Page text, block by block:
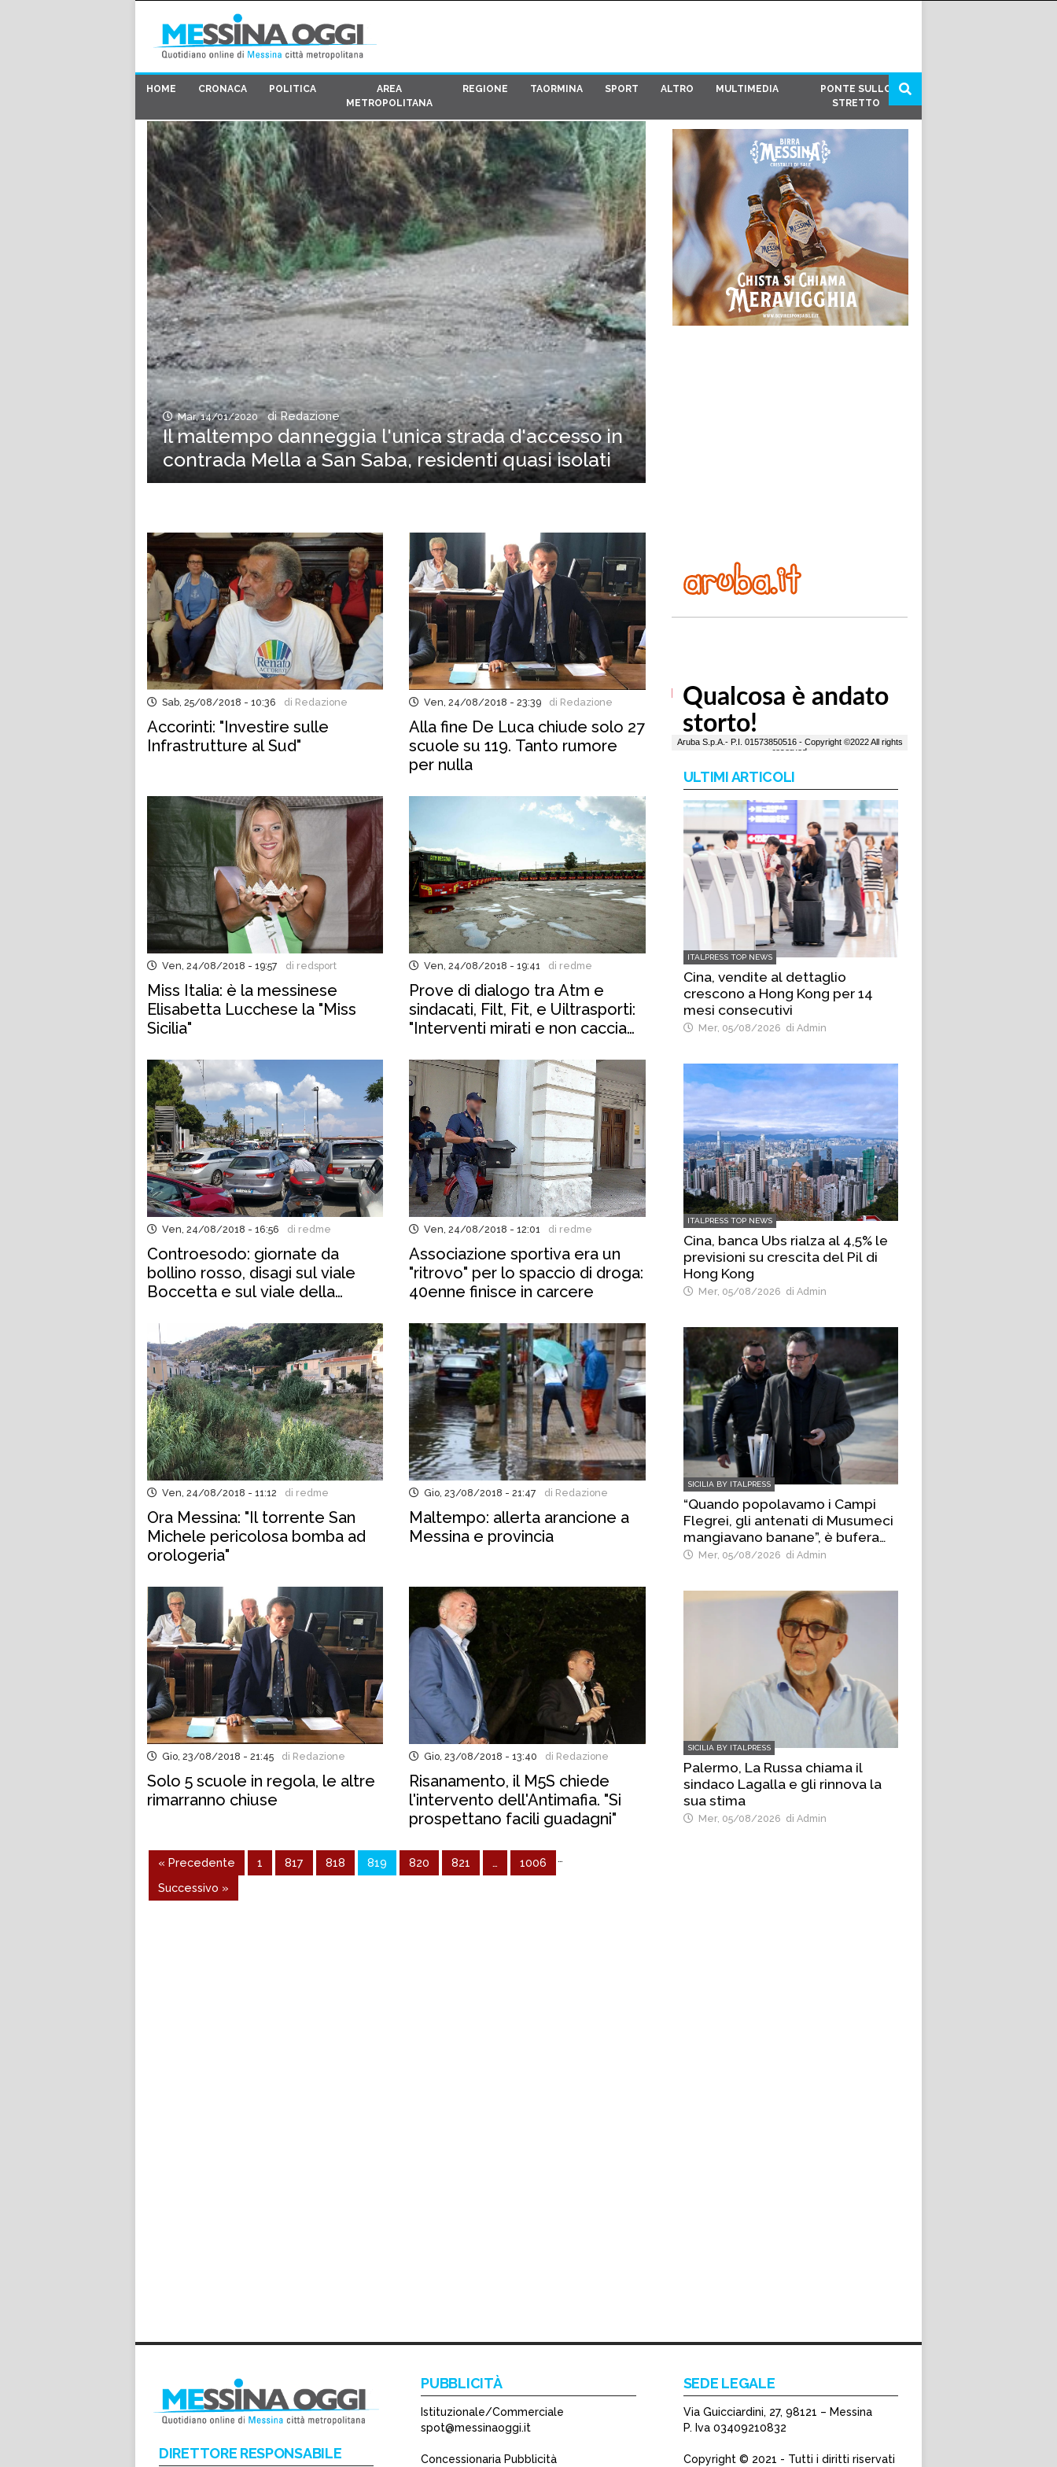
HOME CRONACA POLITICA
AREA
METROPOLITANA
REGIONE TAORMINA SPORT ALTRO MULTIMEDIA
PONTE SULLO
STRETTO
Mar, 14/01/2020 di Redazione
Il maltempo danneggia l'unica strada d'accesso in
contrada Mella a San Saba, residenti quasi isolati
Sab, 25/08/2018 - 10:36 di Redazione
Accorinti: "Investire sulle
Infrastrutture al Sud"
Ven, 24/08/2018 - 23:39 di Redazione
Alla fine De Luca chiude solo 27
scuole su 119. Tanto rumore
per nulla
Ven, 24/08/2018 - 19:57 di redsport
Miss Italia: è la messinese
Elisabetta Lucchese la "Miss
Sicilia"
Ven, 24/08/2018 - 19:41 di redme
Prove di dialogo tra Atm e
sindacati, Filt, Fit, e Uiltrasporti:
"Interventi mirati e non caccia
Ven, 24/08/2018 - 16:56 di redme
Controesodo: giornate da
bollino rosso, disagi sul viale
Boccetta e sul viale della
Ven, 24/08/2018 - 12:01 di redme
Associazione sportiva era un
"ritrovo" per lo spaccio di droga:
40enne finisce in carcere
Ven, 24/08/2018 - 11:12 di redme
Ora Messina: "Il torrente San
Michele pericolosa bomba ad
orologeria"
Gio, 23/08/2018 - 21:47 di Redazione
Maltempo: allerta arancione a
Messina e provincia
Gio, 23/08/2018 - 21:45 di Redazione
Solo 5 scuole in regola, le altre
rimarranno chiuse
Gio, 23/08/2018 - 13:40 di Redazione
Risanamento, il M5S chiede
l'intervento dell'Antimafia. "Si
prospettano facili guadagni"
« Precedente 1 …
817 818 819 820 821 …
1006
Successivo »
ULTIMI ARTICOLI
ITALPRESS TOP NEWS
Cina, vendite al dettaglio
crescono a Hong Kong per 14
mesi consecutivi
Mer, 05/08/2026 di Admin
ITALPRESS TOP NEWS
Cina, banca Ubs rialza al 4,5% le
previsioni su crescita del Pil di
Hong Kong
Mer, 05/08/2026 di Admin
SICILIA BY ITALPRESS
“Quando popolavamo i Campi
Flegrei, gli antenati di Musumeci
mangiavano banane”, è bufera
sul deputato di AVS Borrelli
Mer, 05/08/2026 di Admin
SICILIA BY ITALPRESS
Palermo, La Russa chiama il
sindaco Lagalla e gli rinnova la
sua stima
Mer, 05/08/2026 di Admin
DIRETTORE RESPONSABILE
PUBBLICITÀ
Istituzionale/Commerciale
spot@messinaoggi.it
Concessionaria Pubblicità
SEDE LEGALE
Via Guicciardini, 27, 98121 – Messina
P. Iva 03409210832
Copyright © 2021 - Tutti i diritti riservati